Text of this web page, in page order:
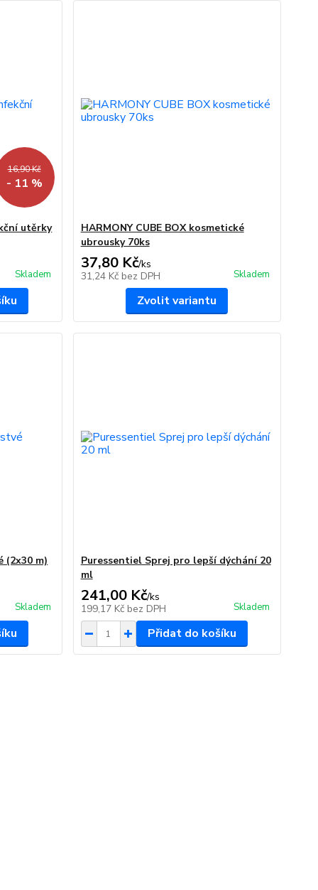
16,90 Kč
- 11 %
utěrky
Skladem
HARMONY CUBE BOX kosmetické
ubrousky 70ks
37,80 Kč/ks
31,24 Kč bez DPH Skladem
Zvolit variantu
(2x30 m)
Skladem
Puressentiel Sprej pro lepší dýchání 20
ml
241,00 Kč/ks
199,17 Kč bez DPH Skladem
Přidat do košíku